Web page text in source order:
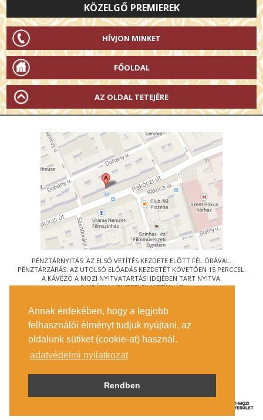
Annak érdekében, hogy a legjobb
felhasználói élményt tudjuk nyújtani, az
oldalunk sütiket (cookie-at) használ.
adatvédelmi nyilatkozat
Rendben
KÖZELGŐ PREMIEREK
HÍVJON MINKET
FŐOLDAL
AZ OLDAL TETEJÉRE
PÉNZTÁRNYITÁS: AZ ELSŐ VETÍTÉS KEZDETE ELŐTT FÉL ÓRÁVAL.
PÉNZTÁRZÁRÁS: AZ UTOLSÓ ELŐADÁS KEZDETÉT KÖVETŐEN 15 PERCCEL.
A KÁVÉZÓ A MOZI NYITVATARTÁSI IDEJÉBEN TART NYITVA.
© URÁNIA NEMZETI FILMSZÍNHÁZ
1088 BUDAPEST, RÁKÓCZI ÚT 21.
MEGKÖZELÍTÉS
JEGYINFORMÁCIÓ
ÍRJON NEKÜNK!
KÖZÉRDEKŰ ADATOK